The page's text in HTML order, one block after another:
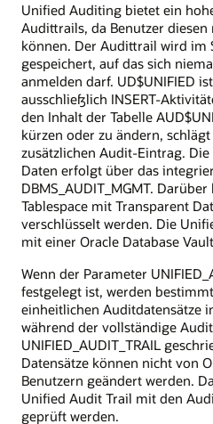
Unified Auditing bietet ein
Audittrails, da Benutzer
können. Der Audittrail wird im
gespeichert, auf das sich
anmelden darf. UD$UNIFIED
ausschließlich INSERT-
den Inhalt der Tabelle
kürzen oder zu ändern,
zusätzlichen Audit-Eintrag.
Daten erfolgt über das
DBMS_AUDIT_MGMT.
Tablespace mit Transparent
verschlüsselt werden. Die
mit einer Oracle Database
Wenn der Parameter
festgelegt ist, werden
einheitlichen Auditdatensätze
während der vollständige
UNIFIED_AUDIT_TRAIL
Datensätze können nicht von
Benutzern geändert werden.
Unified Audit Trail mit den
geprüft werden.